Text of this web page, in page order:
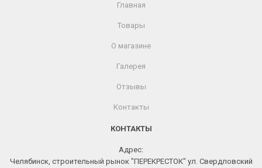
Главная
Товары
О магазине
Галерея
Отзывы
Контакты
КОНТАКТЫ
Адрес:
Челябинск, строительный рынок "ПЕРЕКРЕСТОК" ул. Свердловский